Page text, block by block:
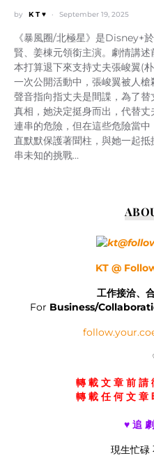
by K T ♥ September 19, 2025
《暴風圈/北極星》是Disney+
賢、姜棟元領銜主演。劇情講
本打算退下來支持丈夫張峻翼(
一次公開活動中，張峻翼被人
聲音指向指丈夫是間諜，為了
真相，她決定挺身而出，代替
連串的危險，但在這些危險當
直默默保護著聞柱，與她一起
串未知的挑戰…
KT @
工作接洽、
For Business/
轉 載 文 章 前 請
轉 載 任 何 文 章
♥ 追
現生忙碌